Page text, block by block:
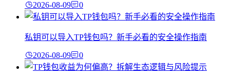
2026-08-09 0
私钥可以导入TP钱包吗？新手必看的安全操作指南
2026-08-09 0